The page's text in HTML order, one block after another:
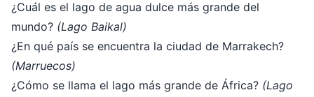
¿Cuál es el lago de agua dulce más grande del
mundo? (Lago Baikal)
¿En qué país se encuentra la ciudad de Marrakech?
(Marruecos)
¿Cómo se llama el lago más grande de África? (Lago